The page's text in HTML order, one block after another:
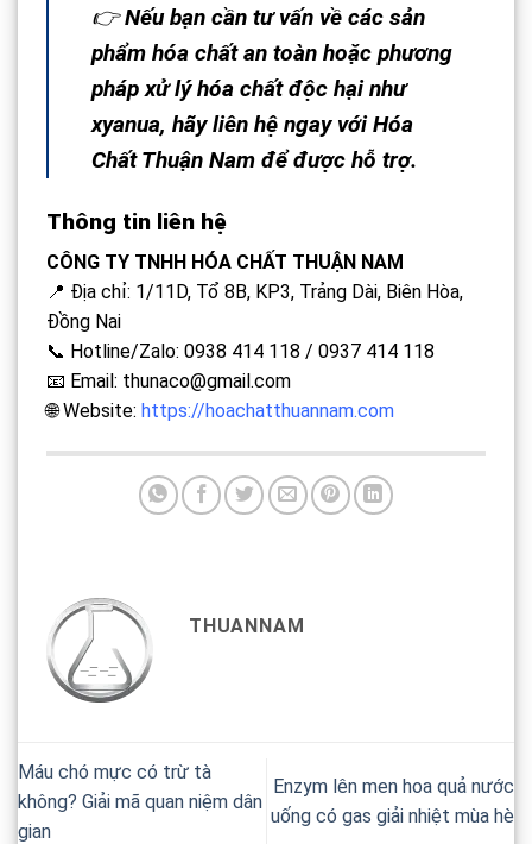
👉Nếu bạn cần tư vấn về các sản
phẩm hóa chất an toàn hoặc phương
pháp xử lý hóa chất độc hại như
xyanua, hãy liên hệ ngay với Hóa
Chất Thuận Nam để được hỗ trợ.
Thông tin liên hệ
CÔNG TY TNHH HÓA CHẤT THUẬN NAM
📍 Địa chỉ: 1/11D, Tổ 8B, KP3, Trảng Dài, Biên Hòa,
Đồng Nai
📞 Hotline/Zalo: 0938 414 118 / 0937 414 118
📧 Email: thunaco@gmail.com
🌐 Website: https://hoachatthuannam.com
THUANNAM
Máu chó mực có trừ tà
không? Giải mã quan niệm dân
gian
Enzym lên men hoa quả nước
uống có gas giải nhiệt mùa hè